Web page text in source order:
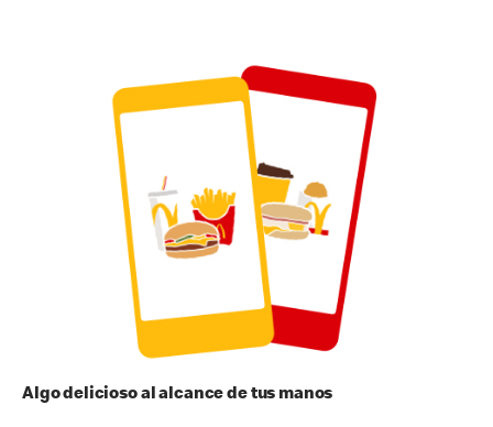
Algo delicioso al alcance de tus manos